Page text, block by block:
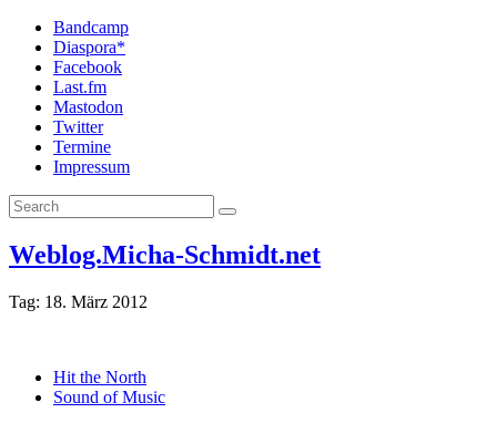
Bandcamp
Diaspora*
Facebook
Last.fm
Mastodon
Twitter
Termine
Impressum
Weblog.Micha-Schmidt.net
Tag: 18. März 2012
Hit the North
Sound of Music